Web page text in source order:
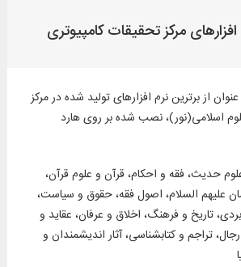
افزارهای مرکز تحقیقات کامپیوتری
بسته ویژه شامل 106 عنوان از برترین نرم افزارهای تولید شده در مرکز
اسلامی(نور)، نصب شده بر روی هارد
حدیث، فقه و احکام، قرآن و علوم قرآن،
علیهم السلام، اصول فقه، حقوق و سیاست،
تاریخ و فرهنگ، اخلاق و عرفان، عقاید و
تراجم و کتابشناسی، آثار اندیشمندان و